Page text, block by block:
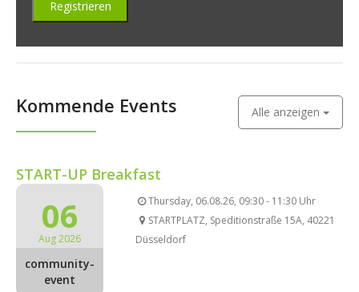
Kommende Events Alle anzeigen
START-UP Breakfast
06
Aug 2026
community-
event
Thursday, 06.08.26, 09:30 - 11:30 Uhr
STARTPLATZ, Speditionstraße 15A, 40221
Düsseldorf